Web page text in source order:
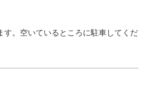
。空いているところに駐車してくだ